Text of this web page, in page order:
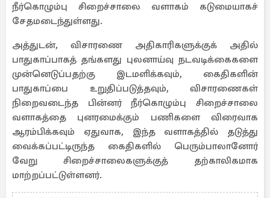
நீர்கொழும்பு சிறைச்சாலை வளாகம் கடுமையாகச்
சேதமடைந்துள்ளது.
அத்துடன், விசாரணை அதிகாரிகளுக்குக் அதில்
பாதுகாப்பாகத் தங்களது புலனாய்வு நடவடிக்கைகளை
முன்னெடுப்பதற்கு இடமளிக்கவும், கைதிகளின்
பாதுகாப்பை உறுதிப்படுத்தவும், விசாரணைகள்
நிறைவடைந்த பின்னர் நீர்கொழும்பு சிறைச்சாலை
வளாகத்தை புனரமைக்கும் பணிகளை விரைவாக
ஆரம்பிக்கவும் ஏதுவாக, இந்த வளாகத்தில் தடுத்து
வைக்கப்பட்டிருந்த கைதிகளில் பெரும்பாலானோர்
வேறு சிறைச்சாலைகளுக்குத் தற்காலிகமாக
மாற்றப்பட்டுள்ளனர்.